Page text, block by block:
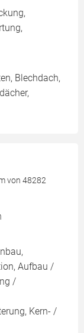
Blechdach,
von 48282
Aufbau /
/
Kern- /